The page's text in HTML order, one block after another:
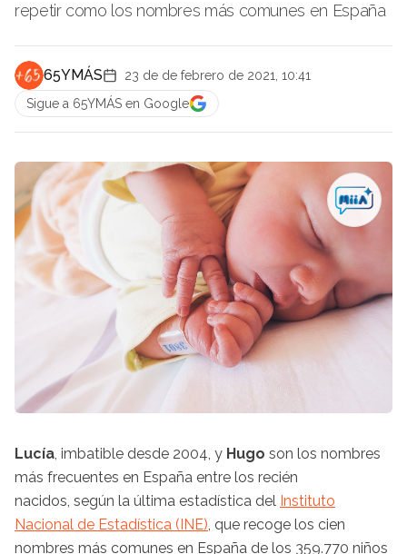
repetir como los nombres más comunes en España
65YMÁS
23 de de febrero de 2021, 10:41
Sigue a 65YMÁS en Google
Lucía, imbatible desde 2004, y Hugo son los nombres
más frecuentes en España entre los recién
nacidos, según la última estadística del Instituto
Nacional de Estadística (INE), que recoge los cien
nombres más comunes en España de los 359.770 niños